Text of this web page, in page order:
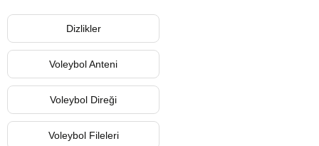
Dizlikler
Voleybol Anteni
Voleybol Direği
Voleybol Fileleri